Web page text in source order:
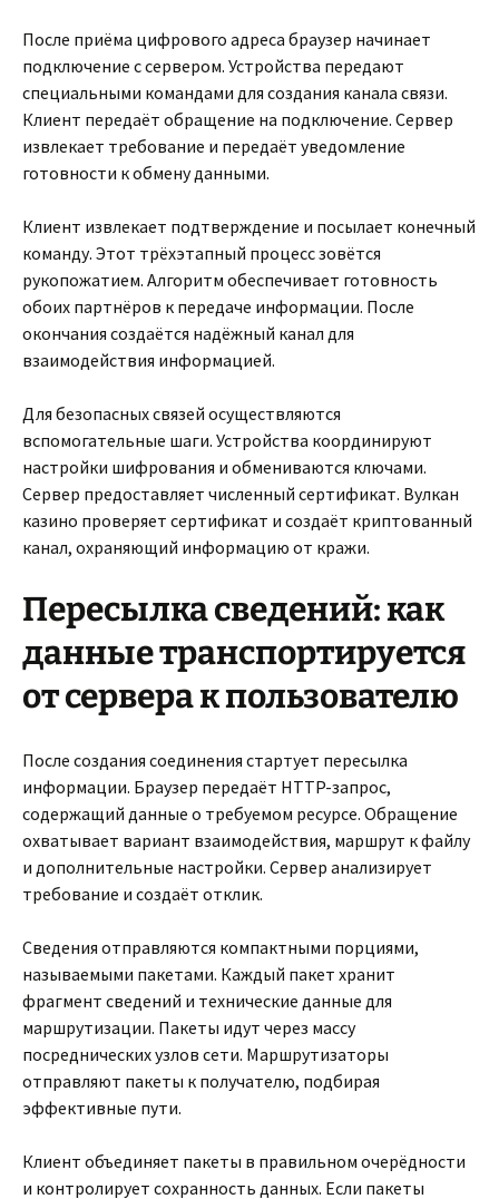
После приёма цифрового адреса браузер начинает
подключение с сервером. Устройства передают
специальными командами для создания канала связи.
Клиент передаёт обращение на подключение. Сервер
извлекает требование и передаёт уведомление
готовности к обмену данными.
Клиент извлекает подтверждение и посылает конечный
команду. Этот трёхэтапный процесс зовётся
рукопожатием. Алгоритм обеспечивает готовность
обоих партнёров к передаче информации. После
окончания создаётся надёжный канал для
взаимодействия информацией.
Для безопасных связей осуществляются
вспомогательные шаги. Устройства координируют
настройки шифрования и обмениваются ключами.
Сервер предоставляет численный сертификат. Вулкан
казино проверяет сертификат и создаёт криптованный
канал, охраняющий информацию от кражи.
Пересылка сведений: как
данные транспортируется
от сервера к пользователю
После создания соединения стартует пересылка
информации. Браузер передаёт HTTP-запрос,
содержащий данные о требуемом ресурсе. Обращение
охватывает вариант взаимодействия, маршрут к файлу
и дополнительные настройки. Сервер анализирует
требование и создаёт отклик.
Сведения отправляются компактными порциями,
называемыми пакетами. Каждый пакет хранит
фрагмент сведений и технические данные для
маршрутизации. Пакеты идут через массу
посреднических узлов сети. Маршрутизаторы
отправляют пакеты к получателю, подбирая
эффективные пути.
Клиент объединяет пакеты в правильном очерёдности
и контролирует сохранность данных. Если пакеты